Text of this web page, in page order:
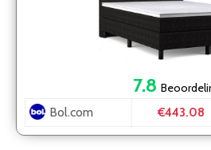
7.8
Bol.com €443.08